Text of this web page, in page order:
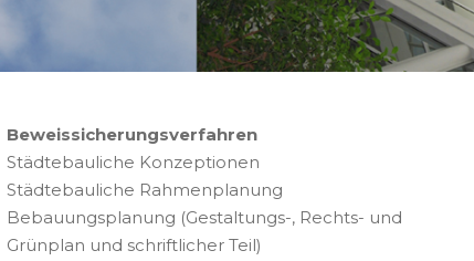
Beweissicherungsverfahren
Städtebauliche Konzeptionen
Städtebauliche Rahmenplanung
Bebauungsplanung (Gestaltungs-, Rechts- und
Grünplan und schriftlicher Teil)